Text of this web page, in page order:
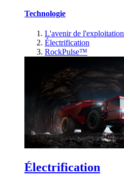
Technologie
L'avenir de
Électrification
RockPulse™
Électrification